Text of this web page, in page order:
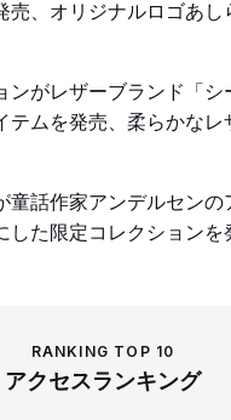
売、オリジナルロゴあし
ンがレザーブランド「シ
テムを発売、柔らかなレ
童話作家アンデルセンの
した限定コレクションを
RANKING TOP 10
アクセスランキング